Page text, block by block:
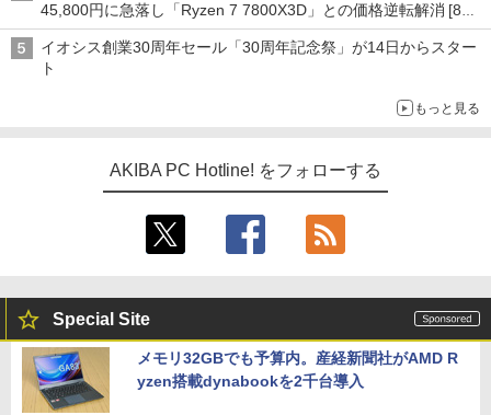
45,800円に急落し「Ryzen 7 7800X3D」との価格逆転解消 [8月
前半のCPU価格]
イオシス創業30周年セール「30周年記念祭」が14日からスター
ト
もっと見る
AKIBA PC Hotline! をフォローする
Special Site
メモリ32GBでも予算内。産経新聞社がAMD R
yzen搭載dynabookを2千台導入